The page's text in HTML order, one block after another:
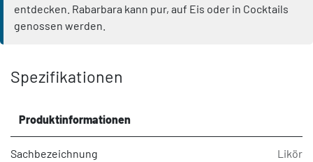
entdecken. Rabarbara kann pur, auf Eis oder in Cocktails
genossen werden.
Spezifikationen
Produktinformationen
Sachbezeichnung Likör